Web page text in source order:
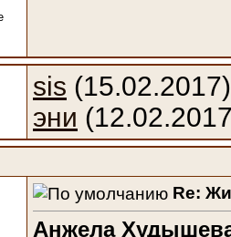
sis
эни
Re:
Анжела